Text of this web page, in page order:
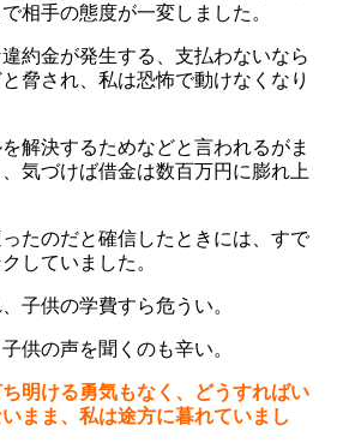
相手の態度が一変しました。
約金が発生する、支払わないなら
脅され、私は恐怖で動けなくなり
解決するためなどと言われるがま
気づけば借金は数百万円に膨れ上
たのだと確信したときには、すで
していました。
子供の学費すら危うい。
供の声を聞くのも辛い。
明ける勇気もなく、どうすればい
まま、私は途方に暮れていまし